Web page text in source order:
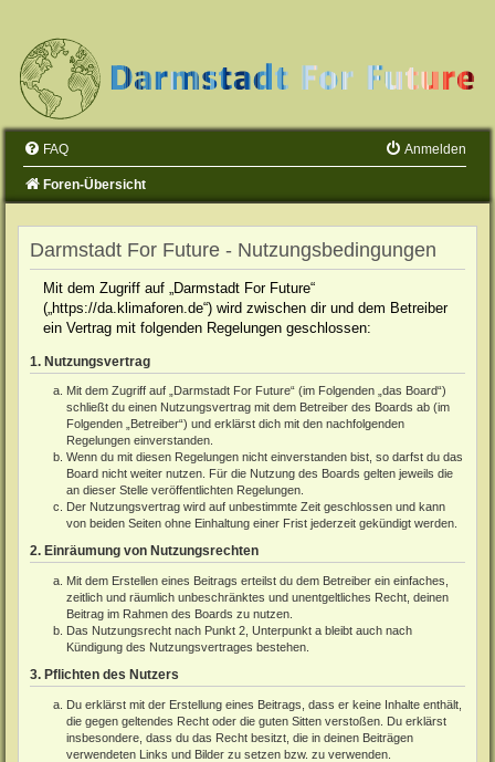
FAQ Anmelden
Foren-Übersicht
Darmstadt For Future - Nutzungsbedingungen
Mit dem Zugriff auf „Darmstadt For Future“
(„https://da.klimaforen.de“) wird zwischen dir und dem Betreiber
ein Vertrag mit folgenden Regelungen geschlossen:
1. Nutzungsvertrag
Mit dem Zugriff auf „Darmstadt For Future“ (im Folgenden „das Board“)
schließt du einen Nutzungsvertrag mit dem Betreiber des Boards ab (im
Folgenden „Betreiber“) und erklärst dich mit den nachfolgenden
Regelungen einverstanden.
Wenn du mit diesen Regelungen nicht einverstanden bist, so darfst du das
Board nicht weiter nutzen. Für die Nutzung des Boards gelten jeweils die
an dieser Stelle veröffentlichten Regelungen.
Der Nutzungsvertrag wird auf unbestimmte Zeit geschlossen und kann
von beiden Seiten ohne Einhaltung einer Frist jederzeit gekündigt werden.
2. Einräumung von Nutzungsrechten
Mit dem Erstellen eines Beitrags erteilst du dem Betreiber ein einfaches,
zeitlich und räumlich unbeschränktes und unentgeltliches Recht, deinen
Beitrag im Rahmen des Boards zu nutzen.
Das Nutzungsrecht nach Punkt 2, Unterpunkt a bleibt auch nach
Kündigung des Nutzungsvertrages bestehen.
3. Pflichten des Nutzers
Du erklärst mit der Erstellung eines Beitrags, dass er keine Inhalte enthält,
die gegen geltendes Recht oder die guten Sitten verstoßen. Du erklärst
insbesondere, dass du das Recht besitzt, die in deinen Beiträgen
verwendeten Links und Bilder zu setzen bzw. zu verwenden.